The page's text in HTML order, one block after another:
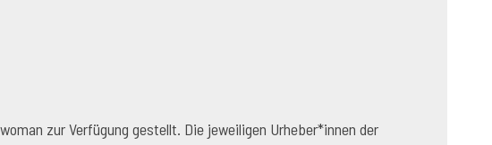
zur Verfügung gestellt. Die jeweiligen Urheber*innen der